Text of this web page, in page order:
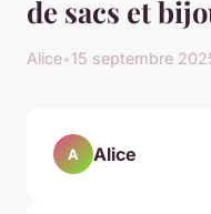
de sacs et
Alice•15 septembre
A Alice